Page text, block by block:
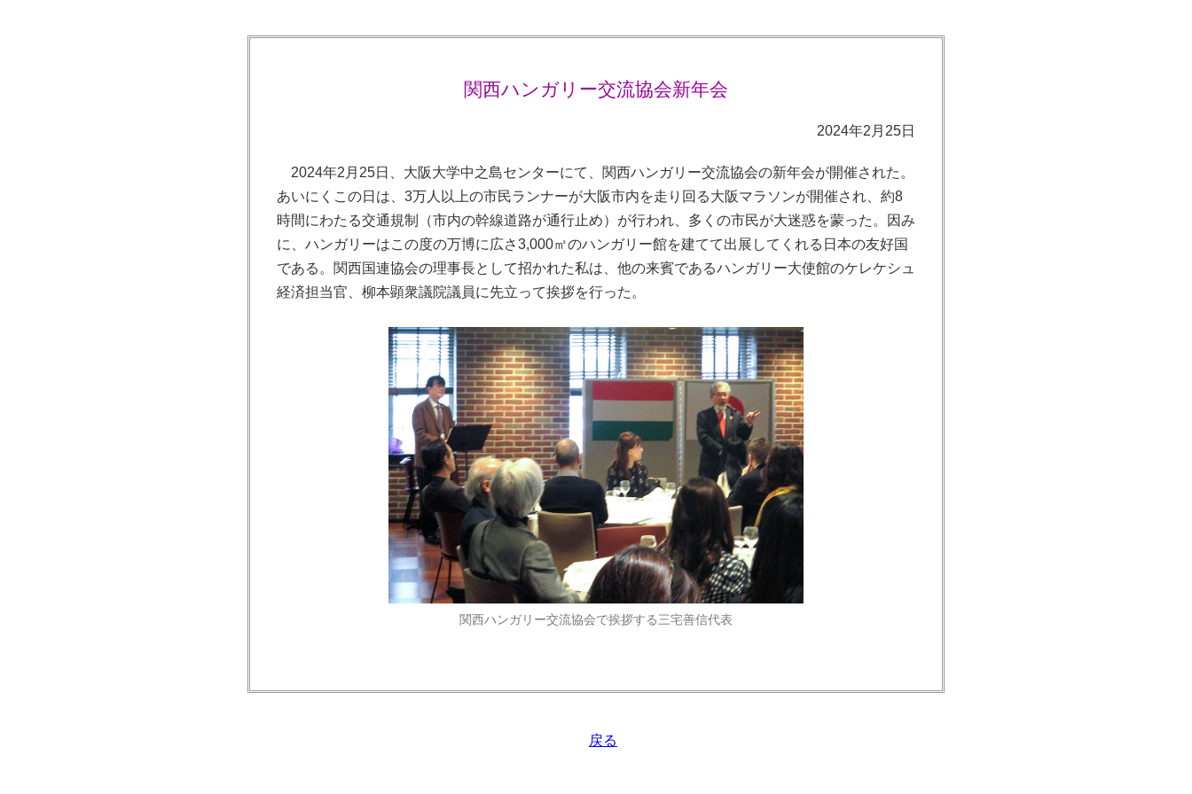
関西ハンガリー交流協会新年会
2024年2月25日
2024年2月25日、大阪大学中之島センターにて、関西ハンガリー交流協会の新年会が開催された。
あいにくこの日は、3万人以上の市民ランナーが大阪市内を走り回る大阪マラソンが開催され、約8
時間にわたる交通規制（市内の幹線道路が通行止め）が行われ、多くの市民が大迷惑を蒙った。因み
に、ハンガリーはこの度の万博に広さ3,000㎡のハンガリー館を建てて出展してくれる日本の友好国
である。関西国連協会の理事長として招かれた私は、他の来賓であるハンガリー大使館のケレケシュ
経済担当官、柳本顕衆議院議員に先立って挨拶を行った。
関西ハンガリー交流協会で挨拶する三宅善信代表
戻る